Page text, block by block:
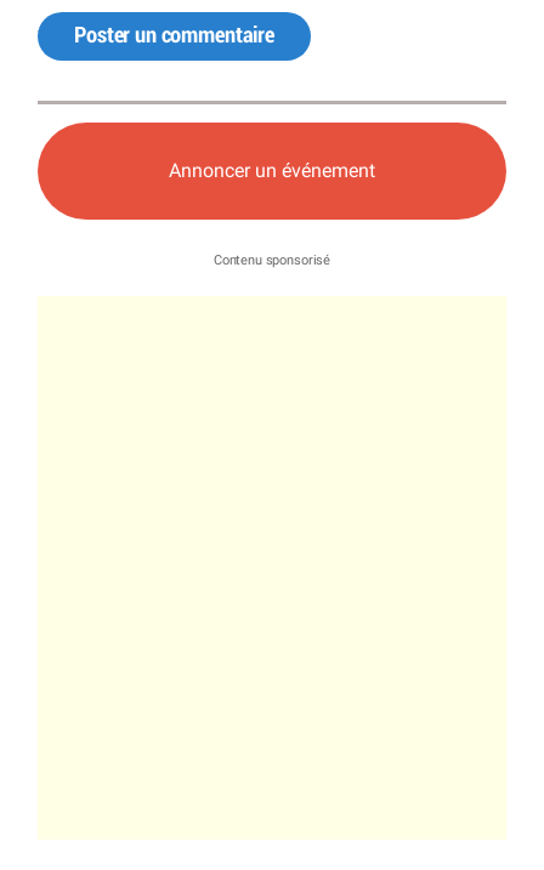
Poster un commentaire
Annoncer un événement